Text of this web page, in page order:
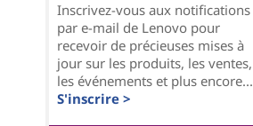
Inscrivez-vous aux notifications
par e-mail de Lenovo pour
recevoir de précieuses mises à
jour sur les produits, les ventes,
les événements et plus encore...
S'inscrire >